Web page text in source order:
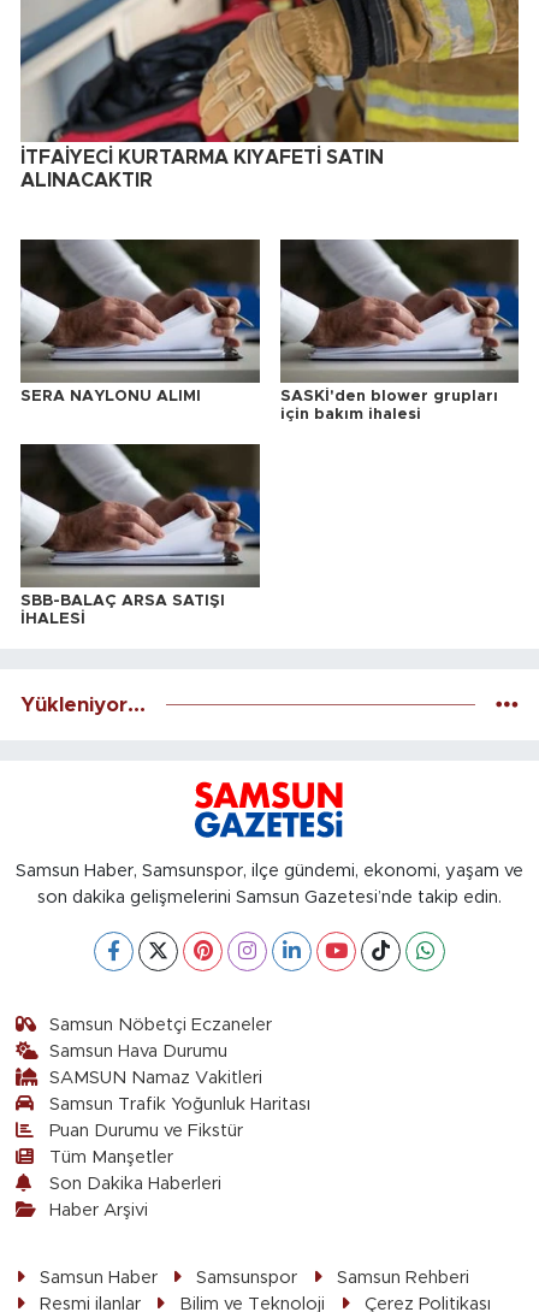
İTFAİYECİ KURTARMA KIYAFETİ SATIN
ALINACAKTIR
SERA NAYLONU ALIMI
SASKİ'den blower grupları
için bakım ihalesi
SBB-BALAÇ ARSA SATIŞI
İHALESİ
Yükleniyor...
Samsun Haber, Samsunspor, ilçe gündemi, ekonomi, yaşam ve
son dakika gelişmelerini Samsun Gazetesi’nde takip edin.
Samsun Nöbetçi Eczaneler
Samsun Hava Durumu
SAMSUN Namaz Vakitleri
Samsun Trafik Yoğunluk Haritası
Puan Durumu ve Fikstür
Tüm Manşetler
Son Dakika Haberleri
Haber Arşivi
Samsun Haber Samsunspor
Samsun Rehberi
Resmi ilanlar
Bilim ve Teknoloji Çerez Politikası